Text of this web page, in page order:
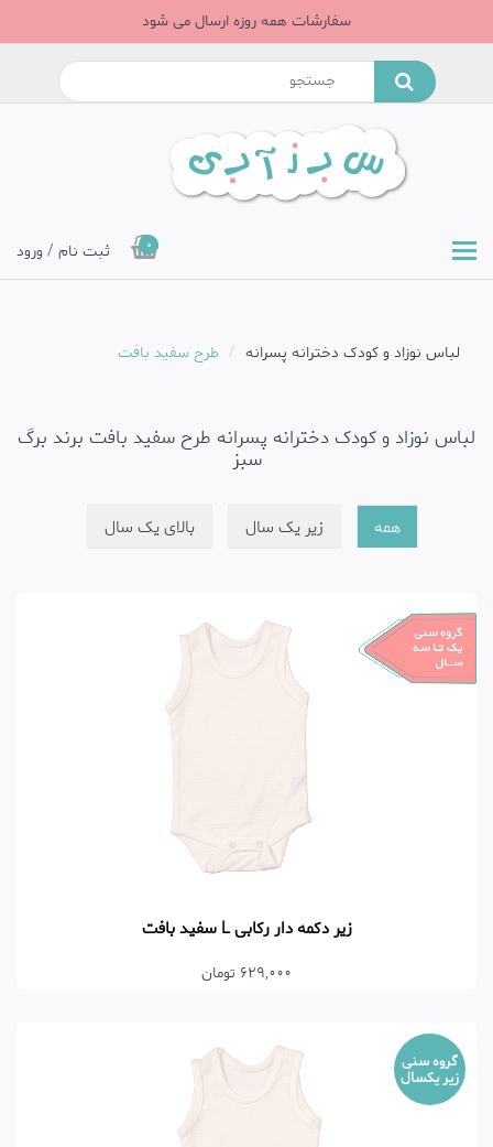
سفارشات همه روزه ارسال می شود
0 ثبت نام / ورود
لباس نوزاد و کودک دخترانه پسرانه طرح سفید بافت
لباس نوزاد و کودک دخترانه پسرانه طرح سفید بافت برند برگ
سبز
همه زیر یک سال بالای یک سال
زیر دکمه دار رکابی L سفید بافت
629,000 تومان
گروه سنی
زیر یکسال